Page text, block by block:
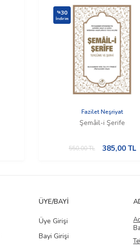
%30
İndirim
Fazilet Neşriyat
Şemâil-i Şerife
550,00TL 385,00TL
ÜYE/BAYI
Üye Girişi
Bayi Girişi